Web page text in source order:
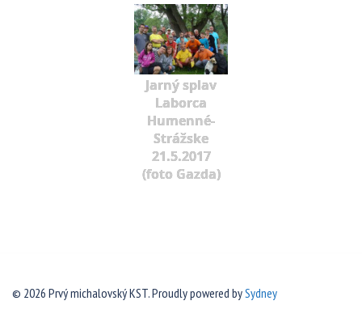
Jarný splav
Laborca
Humenné-
Strážske
21.5.2017
(foto Gazda)
© 2026 Prvý michalovský KST. Proudly powered bySydney